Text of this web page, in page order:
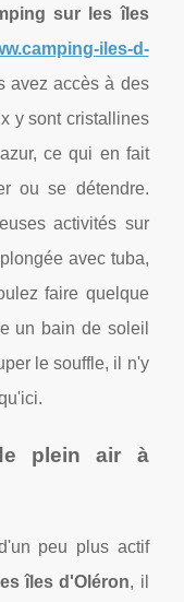
sur les îles
iles-d-
avez accès à des
y sont cristallines
ce qui en fait
ou se détendre.
activités sur
avec tuba,
faire quelque
un bain de soleil
le souffle, il n'y
plein air à
peu plus actif
îles d'Oléron, il